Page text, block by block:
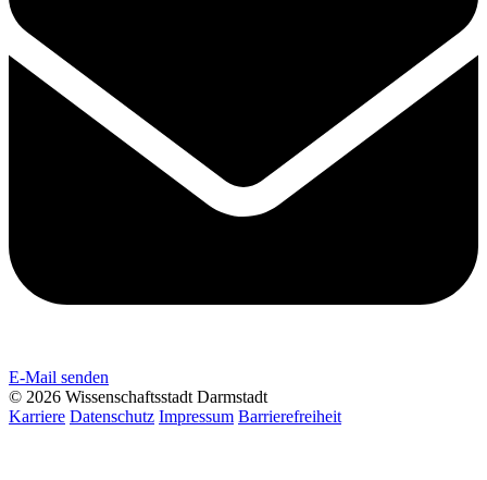
E-Mail senden
© 2026 Wissenschaftsstadt Darmstadt
Karriere Datenschutz Impressum Barrierefreiheit